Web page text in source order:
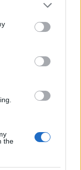
the
Valência